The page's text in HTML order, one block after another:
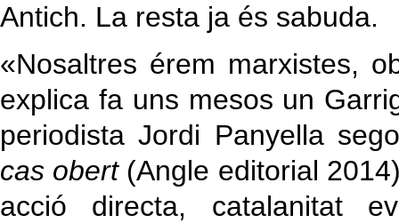
Antich. La resta ja és sabuda.
«Nosaltres érem marxistes,
explica fa uns mesos un
periodista Jordi Panyella
cas obert(Angle editorial
acció directa, catalanitat